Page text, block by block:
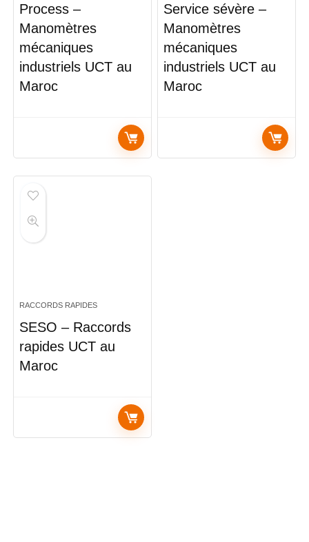
Process –
Manomètres
mécaniques
industriels UCT au
Maroc
Service sévère –
Manomètres
mécaniques
industriels UCT au
Maroc
RACCORDS RAPIDES
SESO – Raccords
rapides UCT au
Maroc